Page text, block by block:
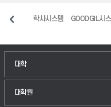
학사시스템 GOODGIL시스템
대학
인문융합공공인재학부
법경영학부
대학원
일반대학원